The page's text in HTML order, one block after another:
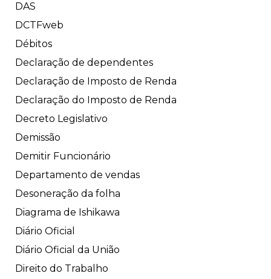
DAS
DCTFweb
Débitos
Declaração de dependentes
Declaração de Imposto de Renda
Declaração do Imposto de Renda
Decreto Legislativo
Demissão
Demitir Funcionário
Departamento de vendas
Desoneração da folha
Diagrama de Ishikawa
Diário Oficial
Diário Oficial da União
Direito do Trabalho